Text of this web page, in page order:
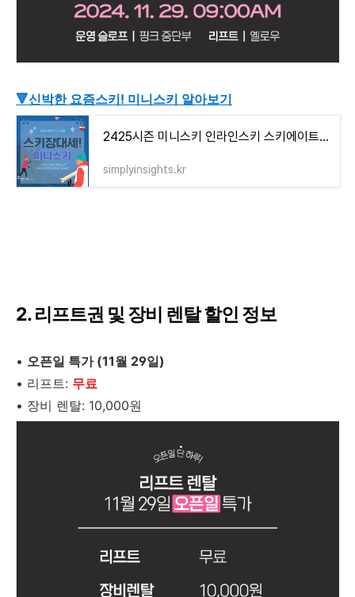
🔻신박한 요즘스키! 미니스키 알아보기
2425시즌 미니스키 인라인스키 스키에이트 렌탈 강습 추천스키장
simplyinsights.kr
2. 리프트권 및 장비 렌탈 할인 정보
• 오픈일 특가 (11월 29일)
• 리프트: 무료
• 장비 렌탈: 10,000원